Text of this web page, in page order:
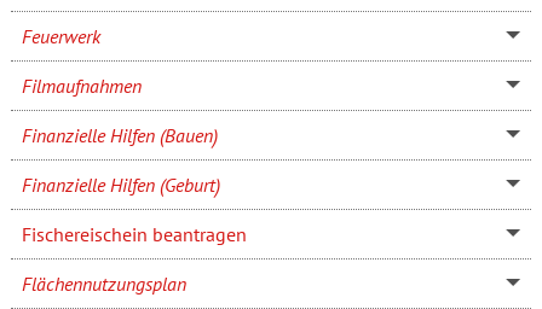
Feuerwerk
Filmaufnahmen
Finanzielle Hilfen (Bauen)
Finanzielle Hilfen (Geburt)
Fischereischein beantragen
Flächennutzungsplan